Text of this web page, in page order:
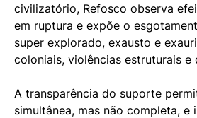
civilizatório, Refosco observa
em ruptura e expõe o
super explorado, exausto e
coloniais, violências estruturais e
A transparência do suporte
simultânea, mas não completa, e